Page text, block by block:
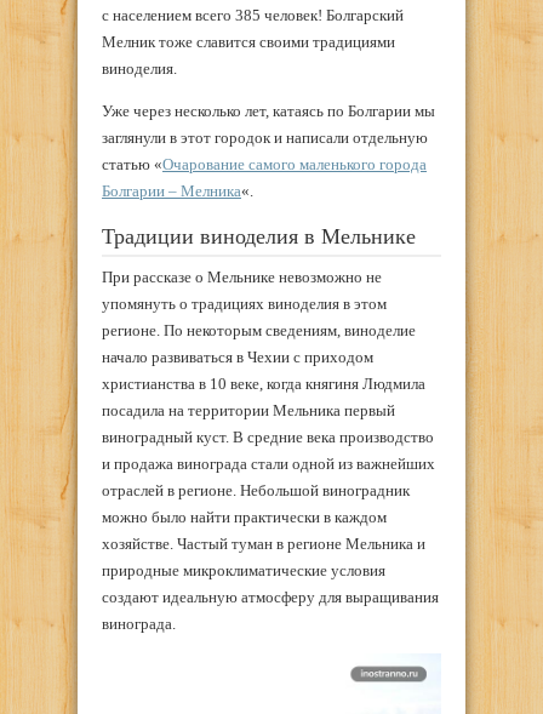
с населением всего 385 человек! Болгарский
Мелник тоже славится своими традициями
виноделия.
Уже через несколько лет, катаясь по Болгарии мы
заглянули в этот городок и написали отдельную
статью «Очарование самого маленького города
Болгарии – Мелника«.
Традиции виноделия в Мельнике
При рассказе о Мельнике невозможно не
упомянуть о традициях виноделия в этом
регионе. По некоторым сведениям, виноделие
начало развиваться в Чехии с приходом
христианства в 10 веке, когда княгиня Людмила
посадила на территории Мельника первый
виноградный куст. В средние века производство
и продажа винограда стали одной из важнейших
отраслей в регионе. Небольшой виноградник
можно было найти практически в каждом
хозяйстве. Частый туман в регионе Мельника и
природные микроклиматические условия
создают идеальную атмосферу для выращивания
винограда.